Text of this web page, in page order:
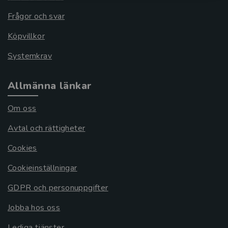
Frågor och svar
Köpvillkor
Systemkrav
Allmänna länkar
Om oss
Avtal och rättigheter
Cookies
Cookieinställningar
GDPR och personuppgifter
Jobba hos oss